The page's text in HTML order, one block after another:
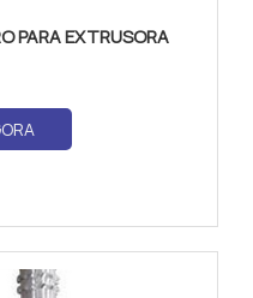
PARA EXTRUSORA